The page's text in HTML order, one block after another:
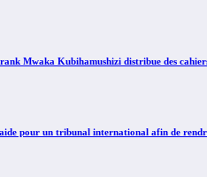
Mwaka Kubihamushizi distribue des
pour un tribunal international afin de